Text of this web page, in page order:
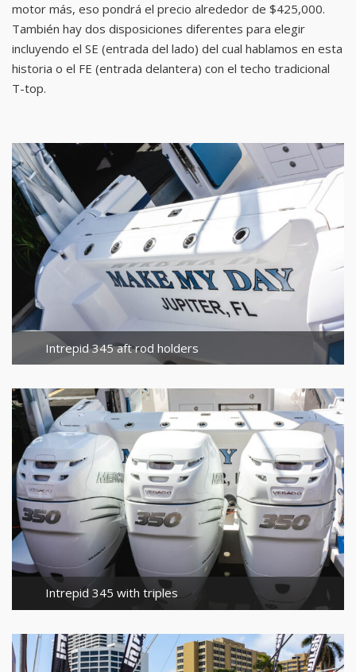
motor más, eso pondrá el precio alrededor de $425,000.
También hay dos disposiciones diferentes para elegir
incluyendo el SE (entrada del lado) del cual hablamos en esta
historia o el FE (entrada delantera) con el techo tradicional
T-top.
Intrepid 345 aft rod holders
Intrepid 345 with triples